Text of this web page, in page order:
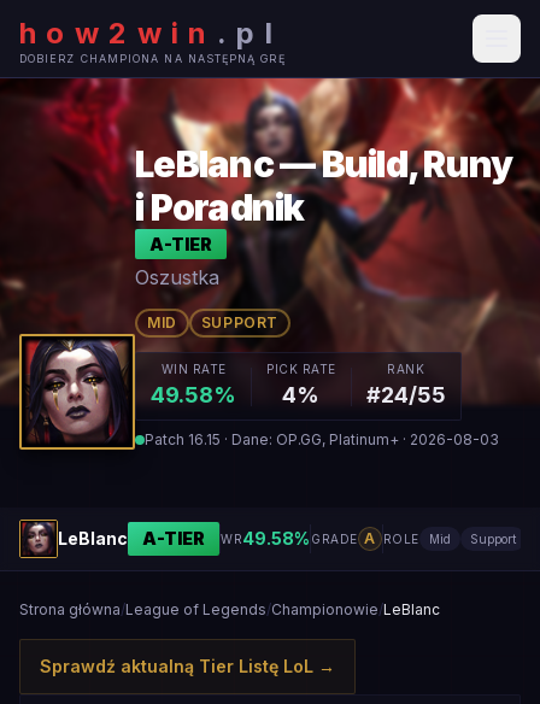
how2win . pl
DOBIERZ CHAMPIONA NA NASTĘPNĄ GRĘ
LeBlanc — Build, Runy
i Poradnik
A-TIER
Oszustka
MID SUPPORT
WIN RATE
49.58%
PICK RATE
4%
RANK
#24/55
Patch 16.15 · Dane: OP.GG, Platinum+ · 2026-08-03
LeBlanc A-TIER WR49.58% GRADE A ROLE Mid Support
Strona główna/League of Legends/Championowie/LeBlanc
Sprawdź aktualną Tier Listę LoL →